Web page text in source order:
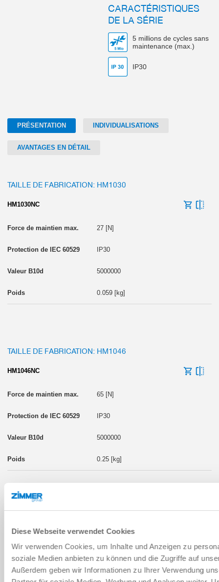
Diese Webseite verwendet Cookies
Wir verwenden Cookies, um Inhalte und Anzeigen zu
soziale Medien anbieten zu können und die Zugriffe auf
Außerdem geben wir Informationen zu Ihrer Verwendung
CARACTÉRISTIQUES
DE LA SÉRIE
5 millions de cycles sans
maintenance (max.)
IP30
PRÉSENTATION INDIVIDUALISATIONS
AVANTAGES EN DÉTAIL
TAILLE DE FABRICATION: HM1030
HM1030NC
27 [N]
IP30
5000000
0.059 [kg]
TAILLE DE FABRICATION: HM1046
HM1046NC
65 [N]
IP30
5000000
0.25 [kg]
220 [N]